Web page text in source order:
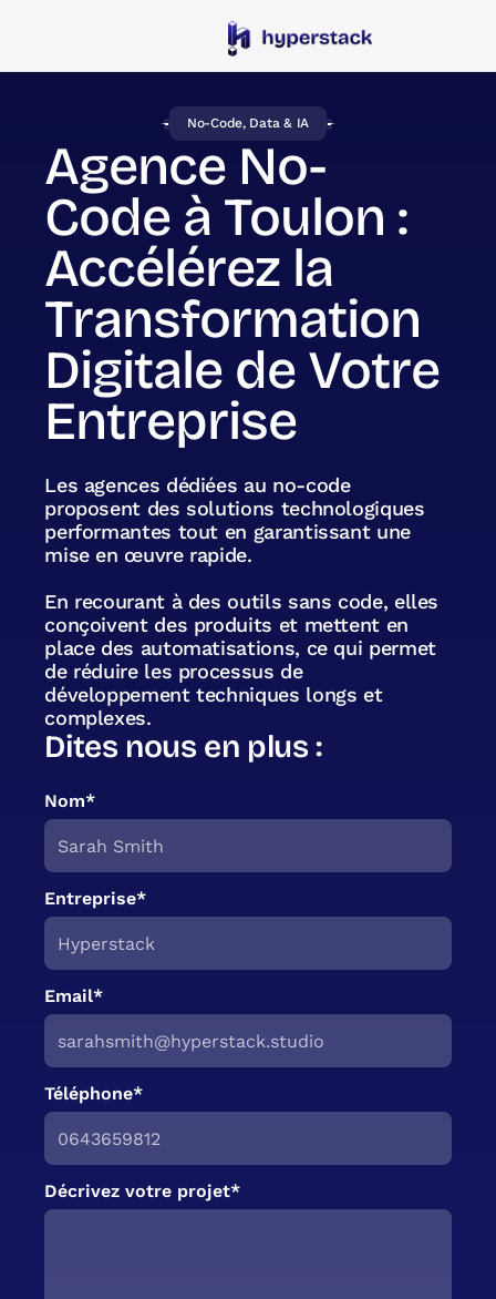
No-Code, Data & IA
Agence No-
Code à Toulon :
Accélérez la
Transformation
Digitale de Votre
Entreprise
Les agences dédiées au no-code
proposent des solutions technologiques
performantes tout en garantissant une
mise en œuvre rapide.
En recourant à des outils sans code, elles
conçoivent des produits et mettent en
place des automatisations, ce qui permet
de réduire les processus de
développement techniques longs et
complexes.
Dites nous en plus :
Nom*
Entreprise*
Email*
Téléphone*
Décrivez votre projet*